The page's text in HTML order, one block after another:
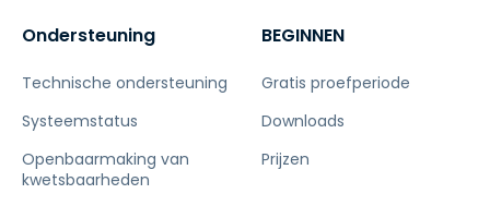
Ondersteuning
Technische ondersteuning
Systeemstatus
Openbaarmaking van
kwetsbaarheden
BEGINNEN
Gratis proefperiode
Downloads
Prijzen